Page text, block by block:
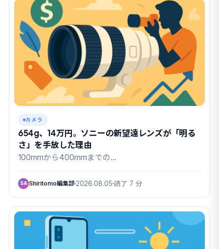
カメラ
654g、14万円。ソニーの新望遠レンズが「明る
さ」を手放した理由
100mmから400mmまでの…
SA Shiritomo編集部 2026.08.05 読了 7 分